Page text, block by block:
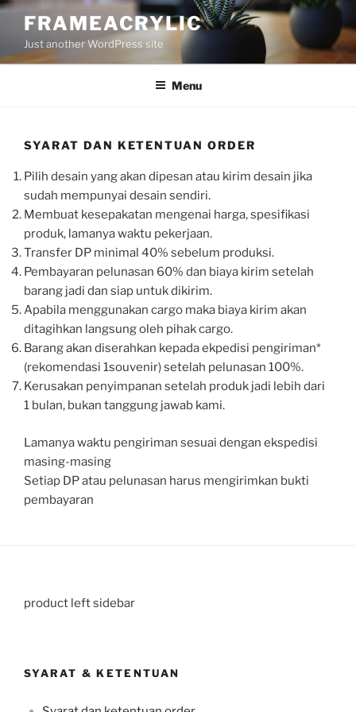
Skip
content
FRAMEACRYLIC
Just another WordPress site
Menu
SYARAT DAN KETENTUAN ORDER
Pilih desain yang akan dipesan atau kirim desain jika
sudah mempunyai desain sendiri.
Membuat kesepakatan mengenai harga, spesifikasi
produk, lamanya waktu pekerjaan.
Transfer DP minimal 40% sebelum produksi.
Pembayaran pelunasan 60% dan biaya kirim setelah
barang jadi dan siap untuk dikirim.
Apabila menggunakan cargo maka biaya kirim akan
ditagihkan langsung oleh pihak cargo.
Barang akan diserahkan kepada ekpedisi pengiriman*
(rekomendasi 1souvenir) setelah pelunasan 100%.
Kerusakan penyimpanan setelah produk jadi lebih dari
1 bulan, bukan tanggung jawab kami.
Lamanya waktu pengiriman sesuai dengan ekspedisi
masing-masing
Setiap DP atau pelunasan harus mengirimkan bukti
pembayaran
product left sidebar
SYARAT & KETENTUAN